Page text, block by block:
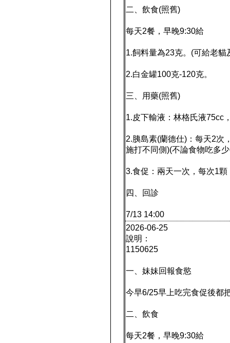
二、飲食(照舊)
每天2餐，早晚9:30給
1.飼料量為23克。(可給老
2.白金罐100克-120克。
三、用藥(照舊)
1.皮下輸液：林格氏液75cc
2.胰島素(蘭德仕)：每天2次
施打不同側)(不論食物吃多
3.食促：兩天一次，每次1顆
四、回診
7/13 14:00
2026-06-25
說明：
1150625
一、妹妹回報食慾
今早6/25早上吃完食促後都
二、飲食
每天2餐，早晚9:30給